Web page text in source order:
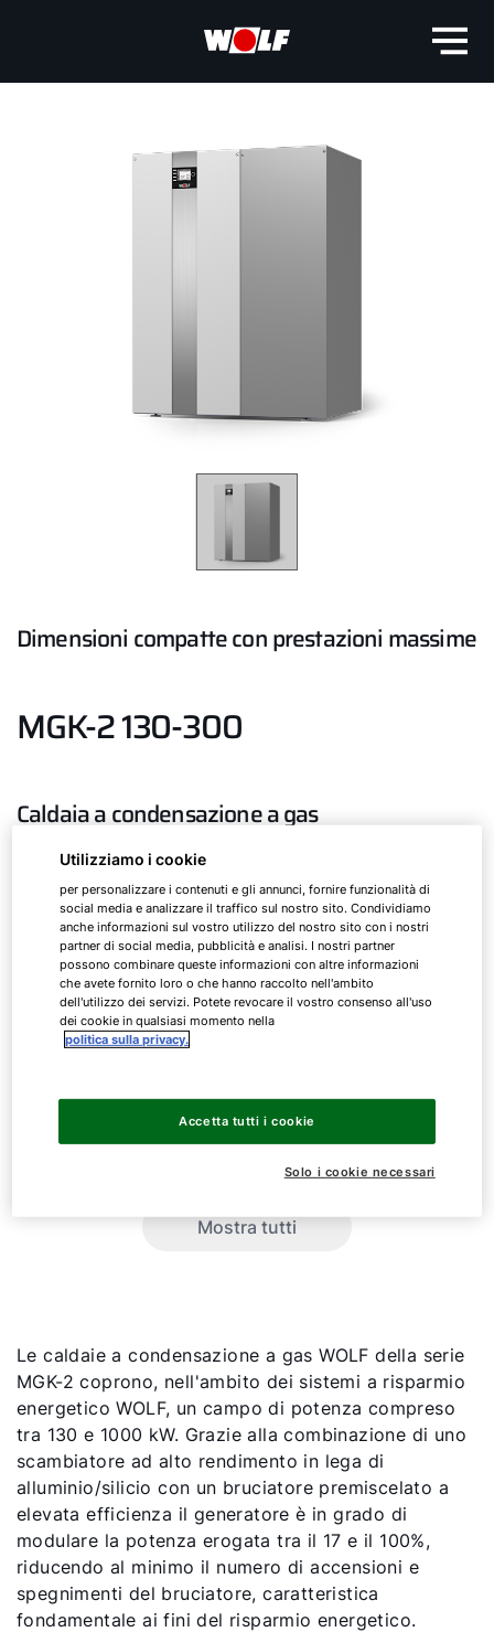
Dimensioni compatte con prestazioni massime
MGK-2 130-300
Caldaia a condensazione a gas
produzione di acqua calda sanitaria per gas
naturale e gas liquido GPL
MGK-2
MGK-2
MGK-2
Mostra tutti
Le caldaie a condensazione a gas WOLF della serie
MGK-2 coprono, nell'ambito dei sistemi a risparmio
energetico WOLF, un campo di potenza compreso
tra 130 e 1000 kW. Grazie alla combinazione di uno
scambiatore ad alto rendimento in lega di
alluminio/silicio con un bruciatore premiscelato a
elevata efficienza il generatore è in grado di
modulare la potenza erogata tra il 17 e il 100%,
riducendo al minimo il numero di accensioni e
spegnimenti del bruciatore, caratteristica
fondamentale ai fini del risparmio energetico.
Utilizziamo i cookie
per personalizzare i contenuti e gli annunci, fornire funzionalità di
social media e analizzare il traffico sul nostro sito. Condividiamo
anche informazioni sul vostro utilizzo del nostro sito con i nostri
partner di social media, pubblicità e analisi. I nostri partner
possono combinare queste informazioni con altre informazioni
che avete fornito loro o che hanno raccolto nell'ambito
dell'utilizzo dei servizi. Potete revocare il vostro consenso all'uso
dei cookie in qualsiasi momento nella
politica sulla privacy.
Solo i cookie necessari
Accetta tutti i cookie